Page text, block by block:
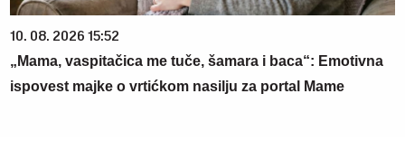
10. 08. 2026 15:52
„Mama, vaspitačica me tuče, šamara i baca“: Emotivna
ispovest majke o vrtićkom nasilju za portal Mame